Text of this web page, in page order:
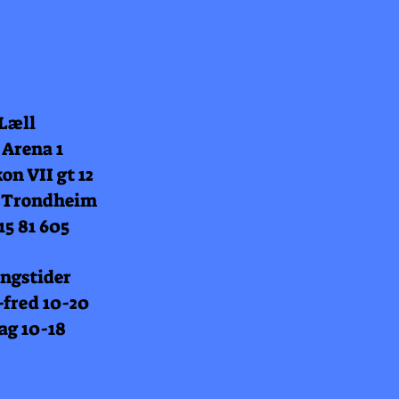
1
VII gt 12
Trondheim
81 605
10-20
10-18